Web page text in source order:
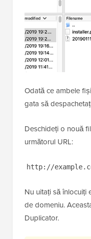
Odată ce ambele
gata să
Deschideți o nouă
următorul URL:
http://
Nu uitați să înlocuiți
de domeniu.
Duplicator.